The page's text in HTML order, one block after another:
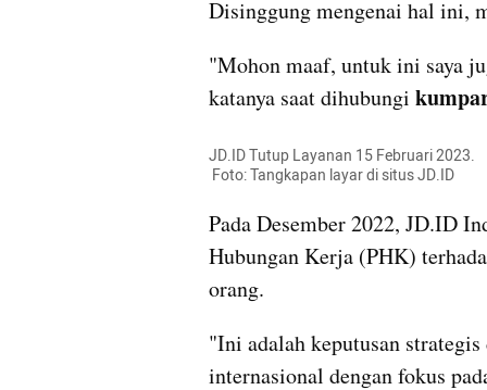
Disinggung mengenai hal ini,
"Mohon maaf, untuk ini saya
katanya saat dihubungi
JD.ID Tutup Layanan 15 Februari 2023.
Foto: Tangkapan layar di situs JD.ID
Pada Desember 2022, JD.ID
Hubungan Kerja (PHK)
orang.
"Ini adalah keputusan
internasional dengan fokus